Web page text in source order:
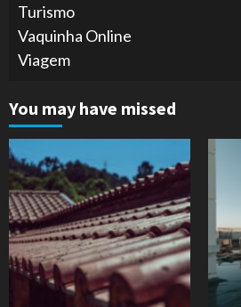
Turismo
Vaquinha Online
Viagem
You may have missed